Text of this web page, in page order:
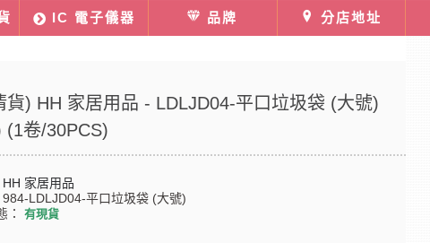
IC 電子儀器 品牌 分店地址
貨) HH 家居用品 - LDLJD04-平口垃圾袋 (大號)
(1卷/30PCS)
HH 家居用品
984-LDLJD04-平口垃圾袋 (大號)
： 有現貨